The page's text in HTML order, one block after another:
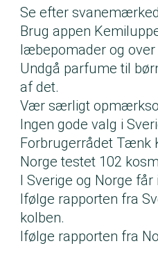
Se efter
Brug appen
læbepomader og
Undgå parfume til
af det.
Vær særligt
Ingen gode valg i
Forbrugerrådet Tænk
Norge testet 102
I Sverige og Norge
Ifølge rapporten fra
kolben.
Ifølge rapporten fra